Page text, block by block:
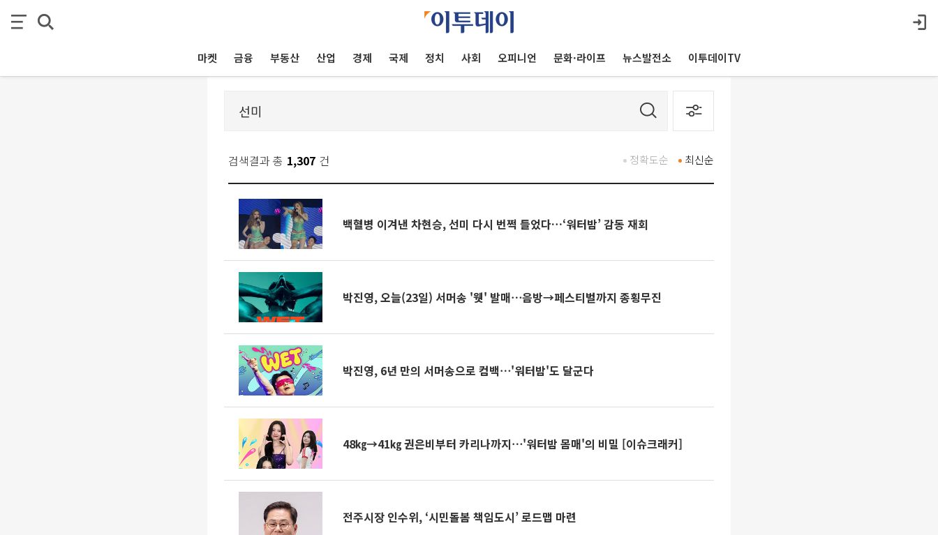
마켓 금융 부동산 산업 경제 국제 정치 사회 오피니언 문화·라이프 뉴스발전소 이투데이TV
검색결과 총 1,307 건 최신순
정확도순
백혈병 이겨낸 차현승, 선미 다시 번쩍 들었다…‘워터밤’ 감동 재회
박진영, 오늘(23일) 서머송 '웻' 발매⋯음방→페스티벌까지 종횡무진
박진영, 6년 만의 서머송으로 컴백⋯'워터밤'도 달군다
48㎏→41㎏ 권은비부터 카리나까지⋯'워터밤 몸매'의 비밀 [이슈크래커]
전주시장 인수위, ‘시민돌봄 책임도시’ 로드맵 마련